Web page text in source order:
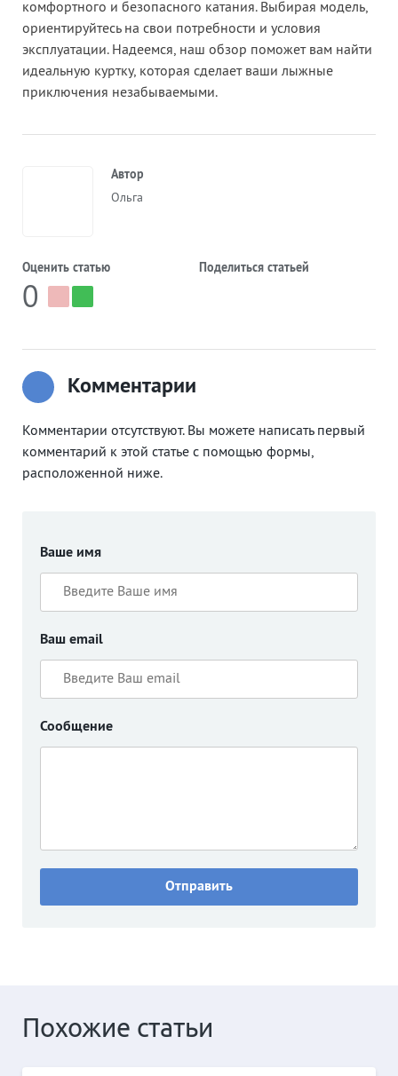
комфортного и безопасного катания. Выбирая модель,
ориентируйтесь на свои потребности и условия
эксплуатации. Надеемся, наш обзор поможет вам найти
идеальную куртку, которая сделает ваши лыжные
приключения незабываемыми.
Автор
Ольга
Оценить статью
0
Поделиться статьей
Комментарии
Комментарии отсутствуют. Вы можете написать первый
комментарий к этой статье с помощью формы,
расположенной ниже.
Ваше имя
Ваш email
Сообщение
Похожие статьи